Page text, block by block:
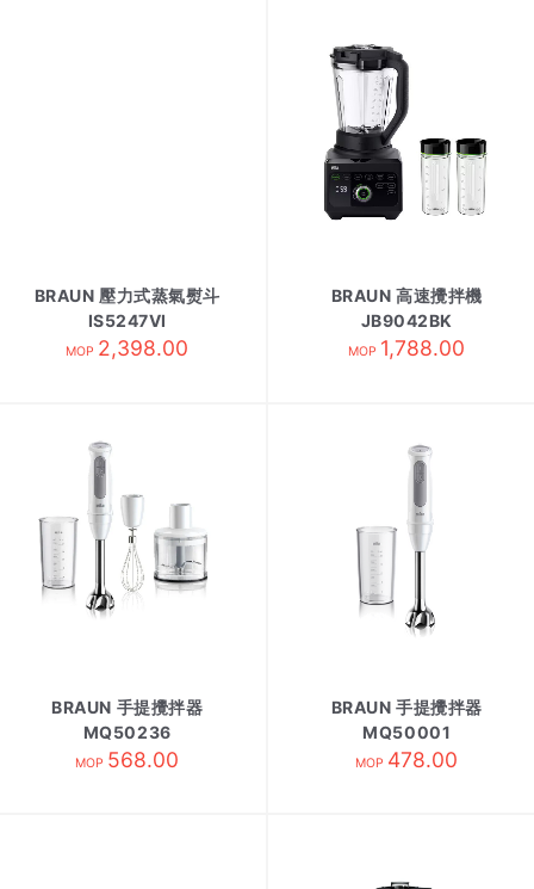
BRAUN 壓力式蒸氣熨斗
IS5247VI
MOP 2,398.00
BRAUN 高速攪拌機
JB9042BK
MOP 1,788.00
BRAUN 手提攪拌器
MQ50236
MOP 568.00
BRAUN 手提攪拌器
MQ50001
MOP 478.00